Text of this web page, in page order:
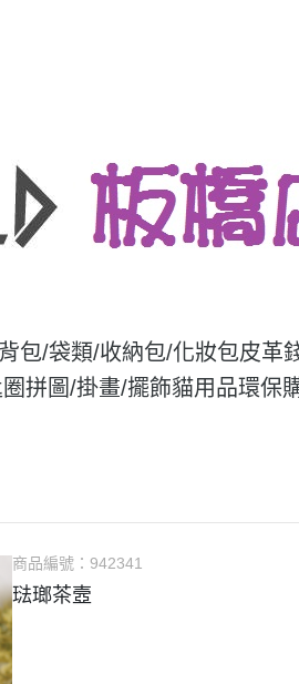
背包/袋類/收納包/化妝包皮革
拼圖/掛畫/擺飾貓用品環保
商品編號： 942341
琺瑯茶壼